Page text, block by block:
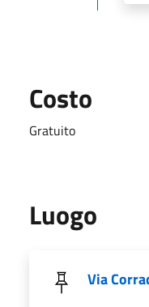
Costo
Gratuito
Luogo
Via